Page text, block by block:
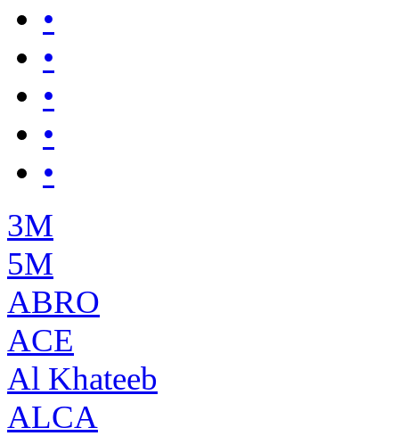
•
•
•
•
•
3М
5М
ABRO
ACE
Al Khateeb
ALCA